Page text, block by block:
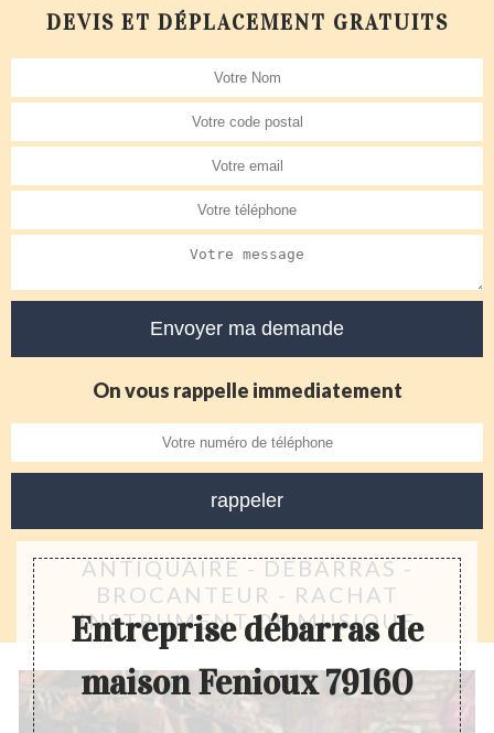
DEVIS ET DÉPLACEMENT GRATUITS
On vous rappelle immediatement
ANTIQUAIRE - DÉBARRAS -
BROCANTEUR - RACHAT
INSTRUMENT DE MUSIQUE
Entreprise débarras de
maison Fenioux 79160